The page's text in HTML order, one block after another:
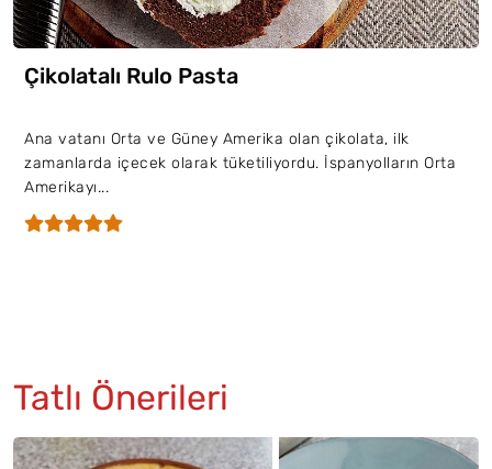
Çikolatalı Rulo Pasta
Ana vatanı Orta ve Güney Amerika olan çikolata, ilk
zamanlarda içecek olarak tüketiliyordu. İspanyolların Orta
Amerikayı...
Tatlı Önerileri